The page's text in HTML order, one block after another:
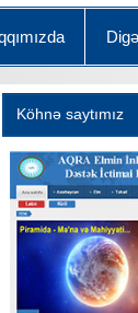
Köhnə saytımız